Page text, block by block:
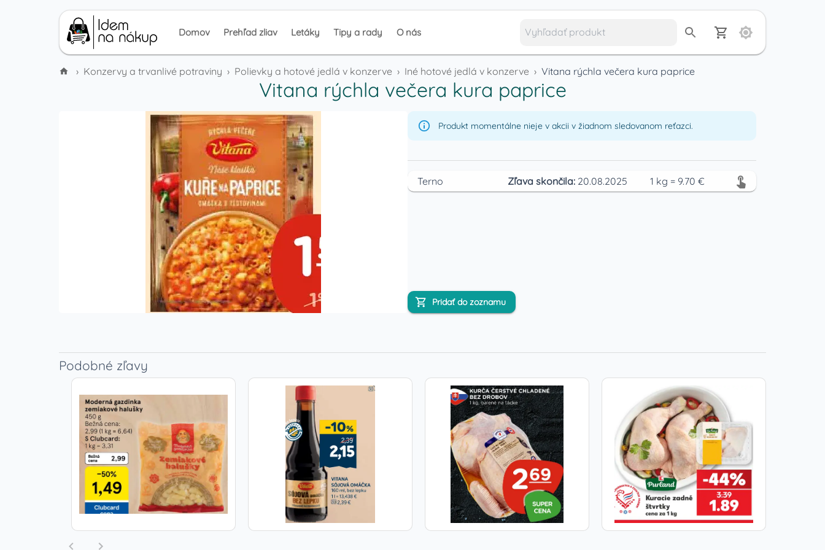
Domov Prehľad zliav Letáky Tipy a rady O nás
› Konzervy a trvanlivé potraviny › Polievky a hotové jedlá v konzerve › Iné hotové jedlá v konzerve › Vitana rýchla večera kura paprice
Vitana rýchla večera kura paprice
Produkt momentálne nieje v akcii v žiadnom sledovanom reťazci.
Terno Zľava skončila: 20.08.2025 1 kg = 9.70 €
Pridať do zoznamu
Podobné zľavy